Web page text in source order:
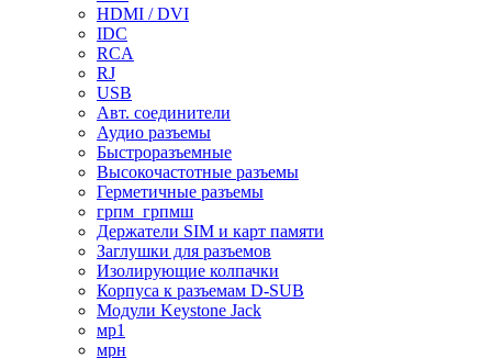
HDMI / DVI
IDC
RCA
RJ
USB
Авт. соединители
Аудио разъемы
Быстроразъемные
Высокочастотные разъемы
Герметичные разъемы
грпм_грпмш
Держатели SIM и карт памяти
Заглушки для разъемов
Изолирующие колпачки
Корпуса к разъемам D-SUB
Модули Keystone Jack
мр1
мрн